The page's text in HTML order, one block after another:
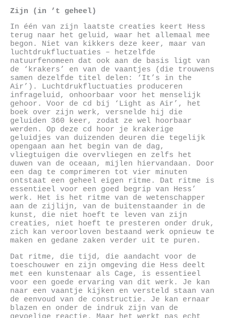
Zijn (in ’t geheel)
In één van zijn laatste creaties keert Hess
terug naar het geluid, waar het allemaal mee
begon. Niet van kikkers deze keer, maar van
luchtdrukfluctuaties – hetzelfde
natuurfenomeen dat ook aan de basis ligt van
de ‘krakers’ en van de vaantjes (die trouwens
samen dezelfde titel delen: ‘It’s in the
Air’). Luchtdrukfluctuaties produceren
infrageluid, onhoorbaar voor het menselijk
gehoor. Voor de cd bij ‘Light as Air’, het
boek over zijn werk, versnelde hij die
geluiden 360 keer, zodat ze wel hoorbaar
werden. Op deze cd hoor je krakerige
geluidjes van duizenden deuren die tegelijk
opengaan aan het begin van de dag,
vliegtuigen die overvliegen en zelfs het
duwen van de oceaan, mijlen hiervandaan. Door
een dag te comprimeren tot vier minuten
ontstaat een geheel eigen ritme. Dat ritme is
essentieel voor een goed begrip van Hess’
werk. Het is het ritme van de wetenschapper
aan de zijlijn, van de buitenstaander in de
kunst, die niet hoeft te leven van zijn
creaties, niet hoeft te presteren onder druk,
zich kan veroorloven bestaand werk opnieuw te
maken en gedane zaken verder uit te puren.
Dat ritme, die tijd, die aandacht voor de
toeschouwer en zijn omgeving die Hess deelt
met een kunstenaar als Cage, is essentieel
voor een goede ervaring van dit werk. Je kan
naar een vaantje kijken en versteld staan van
de eenvoud van de constructie. Je kan ernaar
blazen en onder de indruk zijn van de